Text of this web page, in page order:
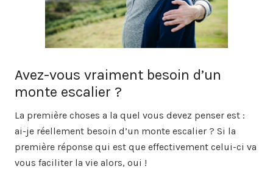
Avez-vous vraiment besoin d’un
monte escalier ?
La première choses a la quel vous devez penser est :
ai-je réellement besoin d’un monte escalier ? Si la
première réponse qui est que effectivement celui-ci va
vous faciliter la vie alors, oui !